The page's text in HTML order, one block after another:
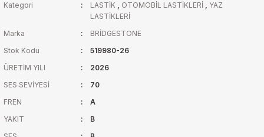
Kategori LASTİK , OTOMOBİL LASTİKLERİ , YAZ
LASTİKLERİ
Marka
BRİDGESTONE
Stok Kodu
519980-26
ÜRETİM YILI
2026
SES SEVİYESİ
70
FREN
A
YAKIT
B